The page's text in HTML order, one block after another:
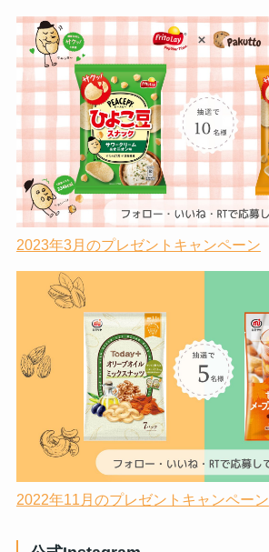
2023年3月のプレゼントキャンペーン
2022年11月のプレゼントキャンペーン